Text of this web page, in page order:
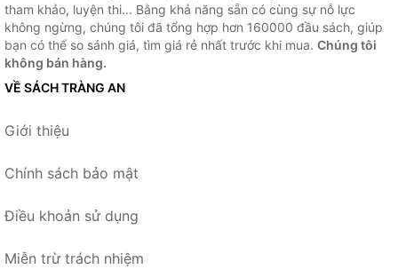
tham khảo, luyện thi... Bằng khả năng sẵn có cùng sự nỗ lực
không ngừng, chúng tôi đã tổng hợp hơn 160000 đầu sách, giúp
bạn có thể so sánh giá, tìm giá rẻ nhất trước khi mua. Chúng tôi
không bán hàng.
VỀ SÁCH TRÀNG AN
Giới thiệu
Chính sách bảo mật
Điều khoản sử dụng
Miễn trừ trách nhiệm